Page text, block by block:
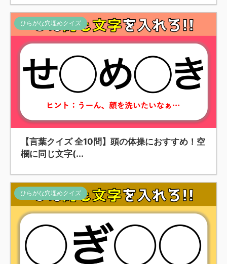
ひらがな穴埋めクイズ
【言葉クイズ 全10問】頭の体操におすすめ！空
欄に同じ文字(...
ひらがな穴埋めクイズ